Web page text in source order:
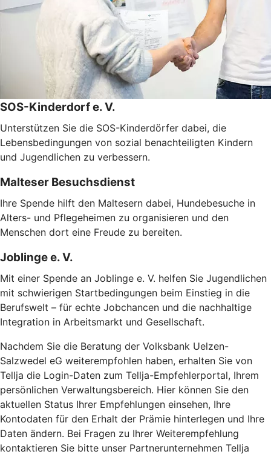
SOS-Kinderdorf e. V.
Unterstützen Sie die SOS-Kinderdörfer dabei, die
Lebensbedingungen von sozial benachteiligten Kindern
und Jugendlichen zu verbessern.
Malteser Besuchsdienst
Ihre Spende hilft den Maltesern dabei, Hundebesuche in
Alters- und Pflegeheimen zu organisieren und den
Menschen dort eine Freude zu bereiten.
Joblinge e. V.
Mit einer Spende an Joblinge e. V. helfen Sie Jugendlichen
mit schwierigen Startbedingungen beim Einstieg in die
Berufswelt – für echte Jobchancen und die nachhaltige
Integration in Arbeitsmarkt und Gesellschaft.
Nachdem Sie die Beratung der Volksbank Uelzen-
Salzwedel eG weiterempfohlen haben, erhalten Sie von
Tellja die Login-Daten zum Tellja-Empfehlerportal, Ihrem
persönlichen Verwaltungsbereich. Hier können Sie den
aktuellen Status Ihrer Empfehlungen einsehen, Ihre
Kontodaten für den Erhalt der Prämie hinterlegen und Ihre
Daten ändern. Bei Fragen zu Ihrer Weiterempfehlung
kontaktieren Sie bitte unser Partnerunternehmen Tellja